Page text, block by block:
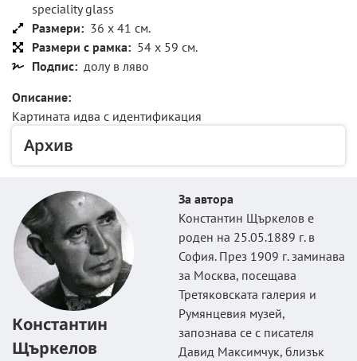
speciality glass
Размери: 36 x 41 см.
Размери с рамка: 54 x 59 см.
Подпис: долу в ляво
Описание:
Картината идва с идентификация
Архив
Константин
Щъркелов
За автора
Константин Щъркелов е
роден на 25.05.1889 г. в
София. През 1909 г. заминава
за Москва, посещава
Третяковската галерия и
Румянцевия музей,
запознава се с писателя
Давид Максимчук, близък